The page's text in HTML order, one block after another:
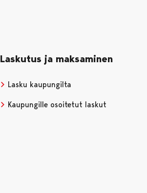
Laskutus ja maksaminen
Lasku kaupungilta
Kaupungille osoitetut laskut